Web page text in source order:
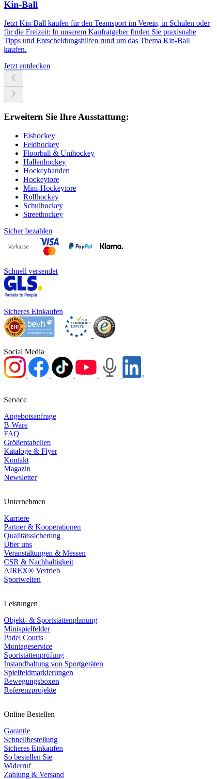
Kin-Ball
Jetzt Kin-Ball kaufen für den Teamsport im Verein, in Schulen oder
für die Freizeit: In unserem Kaufratgeber finden Sie praxisnahe
Tipps und Entscheidungshilfen rund um das Thema Kin-Ball
kaufen.
Jetzt entdecken
Erweitern Sie Ihre Ausstattung:
Eishockey
Feldhockey
Floorball & Unihockey
Hallenhockey
Hockeybanden
Hockeytore
Mini-Hockeytore
Rollhockey
Schulhockey
Streethockey
Sicher bezahlen
Schnell versendet
Sicheres Einkaufen
Social Media
Service
Angebotsanfrage
B-Ware
FAQ
Größentabellen
Kataloge & Flyer
Kontakt
Magazin
Newsletter
Unternehmen
Karriere
Partner & Kooperationen
Qualitätssicherung
Über uns
Veranstaltungen & Messen
CSR & Nachhaltigkeit
AIREX® Vertrieb
Sportwelten
Leistungen
Objekt- & Sportstättenplanung
Minispielfelder
Padel Courts
Montageservice
Sportstättenprüfung
Instandhaltung von Sportgeräten
Spielfeldmarkierungen
Bewegungsboxen
Referenzprojekte
Online Bestellen
Garantie
Schnellbestellung
Sicheres Einkaufen
So bestellen Sie
Widerruf
Zahlung & Versand